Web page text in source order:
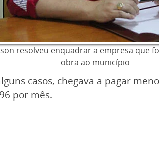
resolveu enquadrar a empresa que
obra ao município
casos, chegava a pagar
por mês.